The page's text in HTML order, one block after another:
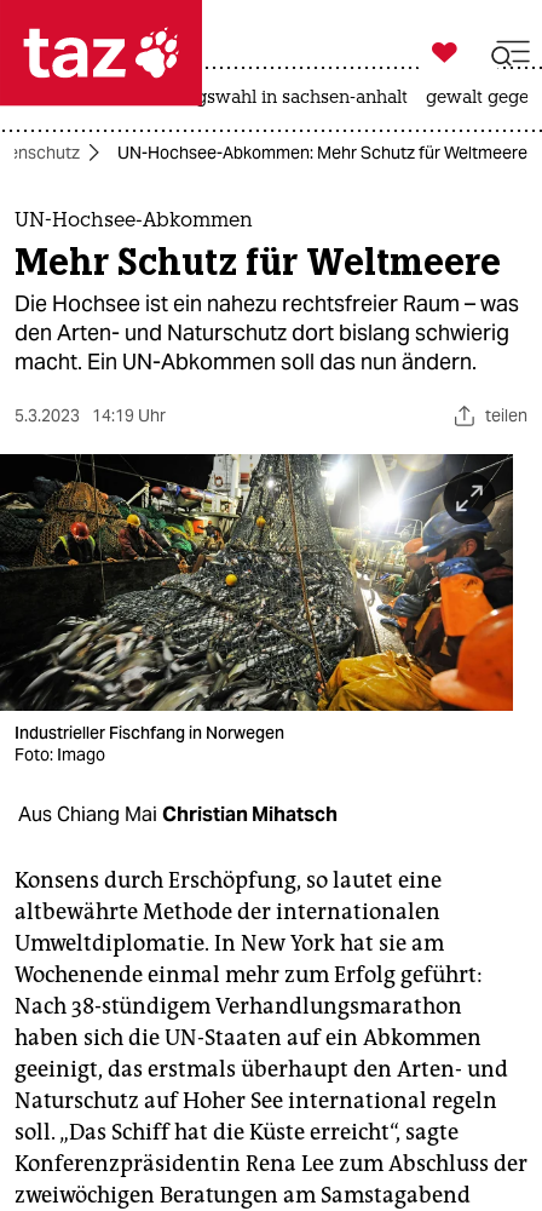
 taz zahl ich
taz zahl ich
themen
politik
öko
sport
berlin
wahrheit
verlag
verlag
veranstaltungen
fragen & hilfe
unterstützen
abo
genossenschaft
epaper login

taz zahl ich
landtagswahl in sachsen-anhalt gewalt
UN-Hochsee-Abkommen: Mehr Schutz für Weltmeere
UN-Hochsee-Abkommen
Mehr Schutz für Weltmeere
Die Hochsee ist ein nahezu rechtsfreier Raum – was
den Arten- und Naturschutz dort bislang schwierig
macht. Ein UN-Abkommen soll das nun ändern.
5.3.2023 14:19 Uhr teilen
Industrieller Fischfang in Norwegen
Foto: Imago
Aus Chiang Mai Christian Mihatsch
Konsens durch Erschöpfung, so lautet eine
altbewährte Methode der internationalen
Umweltdiplomatie. In New York hat sie am
Wochenende einmal mehr zum Erfolg geführt:
Nach 38-stündigem Verhandlungsmarathon
haben sich die UN-Staaten auf ein Abkommen
geeinigt, das erstmals überhaupt den Arten- und
Naturschutz auf Hoher See international regeln
soll. „Das Schiff hat die Küste erreicht“, sagte
Konferenzpräsidentin Rena Lee zum Abschluss der
zweiwöchigen Beratungen am Samstagabend